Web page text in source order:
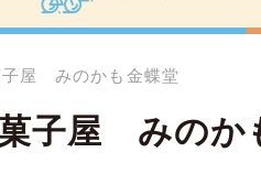
子屋 みのかも金蝶堂
子屋 みのか